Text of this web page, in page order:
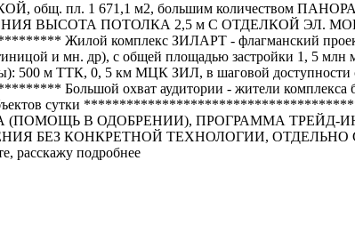
общ. пл. 1 671,1 м2, большим количеством
ВЫСОТА ПОТОЛКА 2,5 м С ОТДЕЛКОЙ ЭЛ.
комплекс ЗИЛАРТ - флагманский проект
и мн. др), с общей площадью застройки 1, 5
500 м ТТК, 0, 5 км МЦК ЗИЛ, в шаговой доступности
охват аудитории - жители комплекса более
объектов сутки
(ПОМОЩЬ В ОДОБРЕНИИ), ПРОГРАММА
БЕЗ КОНКРЕТНОЙ ТЕХНОЛОГИИ,
расскажу подробнее